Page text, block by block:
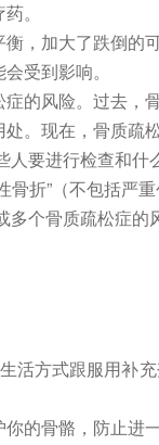
。
，加大了跌倒的可
受到影响。
的风险。过去，
。现在，骨质疏
人要进行检查和什
骨折”（不包括严
多个骨质疏松症的
活方式跟服用补
的骨骼，防止进一